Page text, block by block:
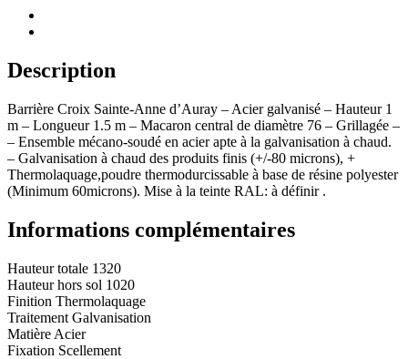
d'Auray
Grillagée
Description
Barrière Croix Sainte-Anne d’Auray – Acier galvanisé – Hauteur 1
m – Longueur 1.5 m – Macaron central de diamètre 76 – Grillagée –
– Ensemble mécano-soudé en acier apte à la galvanisation à chaud.
– Galvanisation à chaud des produits finis (+/-80 microns), +
Thermolaquage,poudre thermodurcissable à base de résine polyester
(Minimum 60microns). Mise à la teinte RAL: à définir .
Informations complémentaires
Hauteur totale 1320
Hauteur hors sol 1020
Finition Thermolaquage
Traitement Galvanisation
Matière Acier
Fixation Scellement